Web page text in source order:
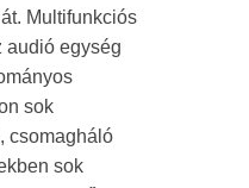
Multifunkciós
audió egység
sok
csomagháló
sok